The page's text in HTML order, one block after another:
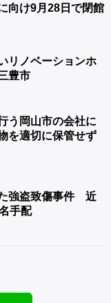
向け9月28日で閉館
リノベーションホ
豊市
う岡山市の会社に
を適切に保管せず
強盗致傷事件 近
手配